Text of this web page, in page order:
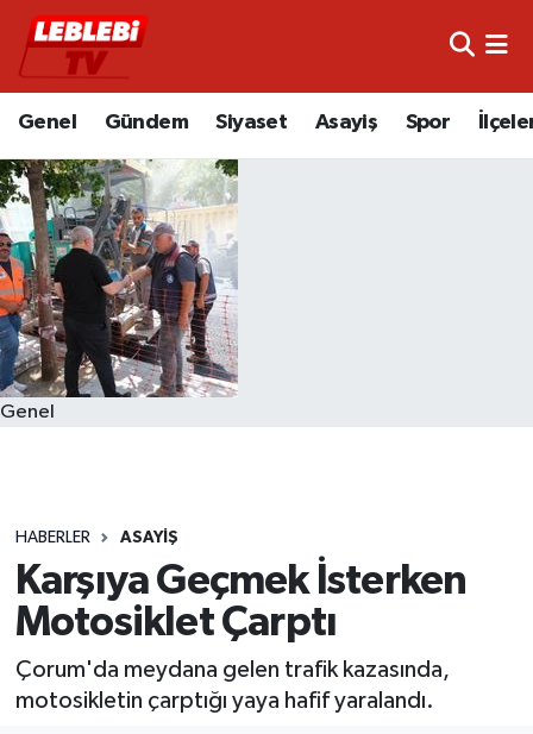
Genel Gündem Siyaset Asayiş Spor
Genel
HABERLER ASAYIŞ
Karşıya Geçmek İsterken
Motosiklet Çarptı
Çorum'da meydana gelen trafik kazasında,
motosikletin çarptığı yaya hafif yaralandı.
Hava Durumu
Trafik Durumu
Süper Lig Puan Durumu ve Fikstür
Tüm Manşetler
Son Dakika Haberleri